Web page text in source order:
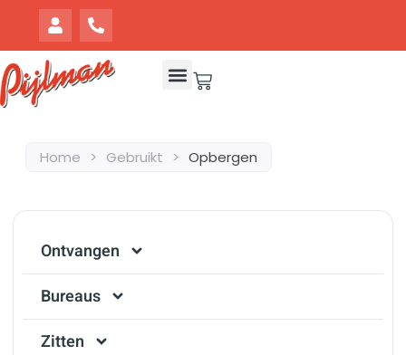
Home > Gebruikt > Opbergen
Ontvangen
Bureaus
Zitten